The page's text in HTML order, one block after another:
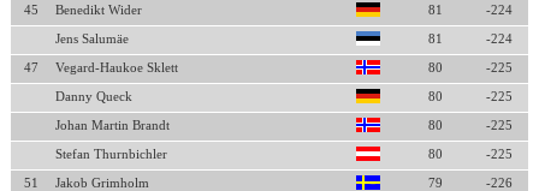
45 Benedikt Wider 81 -224
Jens Salumäe 81 -224
47 Vegard-Haukoe Sklett 80 -225
Danny Queck 80 -225
Johan Martin Brandt 80 -225
Stefan Thurnbichler 80 -225
51 Jakob Grimholm 79 -226